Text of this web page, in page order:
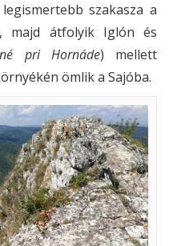
szakasza a
majd átfolyik Iglón és
pri Hornáde) mellett
ömlik a Sajóba.